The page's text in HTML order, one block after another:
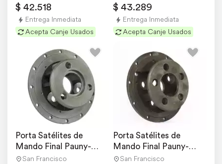
$ 42.518
Entrega Inmediata
Acepta Canje Usados
$ 43.289
Entrega Inmediata
Acepta Canje Usados
Porta Satélites de
Mando Final Pauny-
zanello
San Francisco
Porta Satélites de
Mando Final Pauny-
zanello
San Francisco